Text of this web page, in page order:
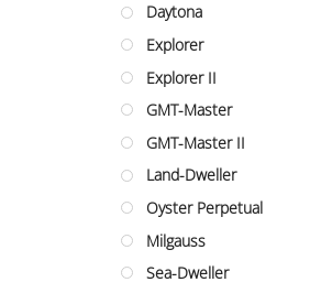
Daytona
Explorer
Explorer II
GMT-Master
GMT-Master II
Land-Dweller
Oyster Perpetual
Milgauss
Sea-Dweller